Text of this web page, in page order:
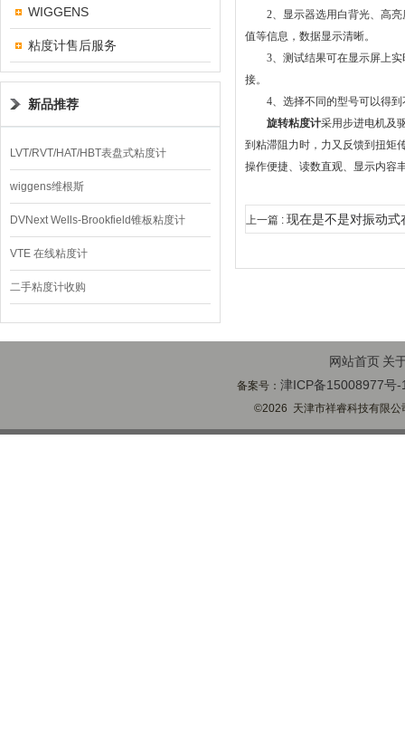
WIGGENS
粘度计售后服务
新品推荐
LVT/RVT/HAT/HBT表盘式粘度计
wiggens维根斯
DVNext Wells-Brookfield锥板粘度计
VTE 在线粘度计
二手粘度计收购
2、显示器选用白背光、高亮
值等信息，数据显示清晰。
3、测试结果可在显示屏上实
接。
4、选择不同的型号可以得到
旋转粘度计采用步进电机及
到粘滞阻力时，力又反馈到扭矩
操作便捷、读数直观、显示内容
上一篇 : 现在是不是对振动
网站首页 关
备案号：津ICP备15008977号-
©2026 天津市祥睿科技有限公